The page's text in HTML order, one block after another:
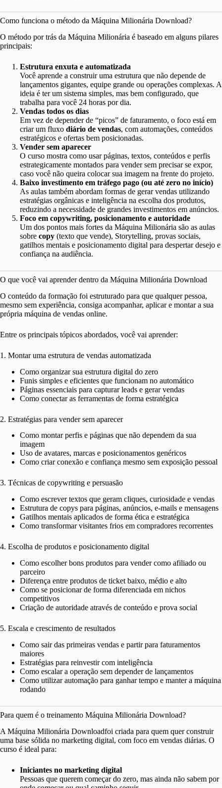
Como funciona o método da Máquina Milionária Download?
O método por trás da Máquina Milionária é baseado em alguns pilares
principais:
Estrutura enxuta e automatizada
Você aprende a construir uma estrutura que não depende de
lançamentos gigantes, equipe grande ou operações complexas. A
ideia é ter um sistema simples, mas bem configurado, que
trabalha para você 24 horas por dia.
Vendas todos os dias
Em vez de depender de “picos” de faturamento, o foco está em
criar um fluxo diário de vendas, com automações, conteúdos
estratégicos e ofertas bem posicionadas.
Vender sem aparecer
O curso mostra como usar páginas, textos, conteúdos e perfis
estrategicamente montados para vender sem precisar se expor,
caso você não queira colocar sua imagem na frente do projeto.
Baixo investimento em tráfego pago (ou até zero no início)
As aulas também abordam formas de gerar vendas utilizando
estratégias orgânicas e inteligência na escolha dos produtos,
reduzindo a necessidade de grandes investimentos em anúncios.
Foco em copywriting, posicionamento e autoridade
Um dos pontos mais fortes da Máquina Milionária são as aulas
sobre copy (texto que vende), Storytelling, provas sociais,
gatilhos mentais e posicionamento digital para despertar desejo e
confiança na audiência.
O que você vai aprender dentro da Máquina Milionária Download
O conteúdo da formação foi estruturado para que qualquer pessoa,
mesmo sem experiência, consiga acompanhar, aplicar e montar a sua
própria máquina de vendas online.
Entre os principais tópicos abordados, você vai aprender:
1. Montar uma estrutura de vendas automatizada
Como organizar sua estrutura digital do zero
Funis simples e eficientes que funcionam no automático
Páginas essenciais para capturar leads e gerar vendas
Como conectar as ferramentas de forma estratégica
2. Estratégias para vender sem aparecer
Como montar perfis e páginas que não dependem da sua
imagem
Uso de avatares, marcas e posicionamentos genéricos
Como criar conexão e confiança mesmo sem exposição pessoal
3. Técnicas de copywriting e persuasão
Como escrever textos que geram cliques, curiosidade e vendas
Estrutura de copys para páginas, anúncios, e-mails e mensagens
Gatilhos mentais aplicados de forma ética e estratégica
Como transformar visitantes frios em compradores recorrentes
4. Escolha de produtos e posicionamento digital
Como escolher bons produtos para vender como afiliado ou
parceiro
Diferença entre produtos de ticket baixo, médio e alto
Como se posicionar de forma diferenciada em nichos
competitivos
Criação de autoridade através de conteúdo e prova social
5. Escala e crescimento de resultados
Como sair das primeiras vendas e partir para faturamentos
maiores
Estratégias para reinvestir com inteligência
Como escalar a operação sem depender de lançamentos
Como utilizar automação para ganhar tempo e manter a máquina
rodando
Para quem é o treinamento Máquina Milionária Download?
A Máquina Milionária Downloadfoi criada para quem quer construir
uma base sólida no marketing digital, com foco em vendas diárias. O
curso é ideal para:
Iniciantes no marketing digital
Pessoas que querem começar do zero, mas ainda não sabem por